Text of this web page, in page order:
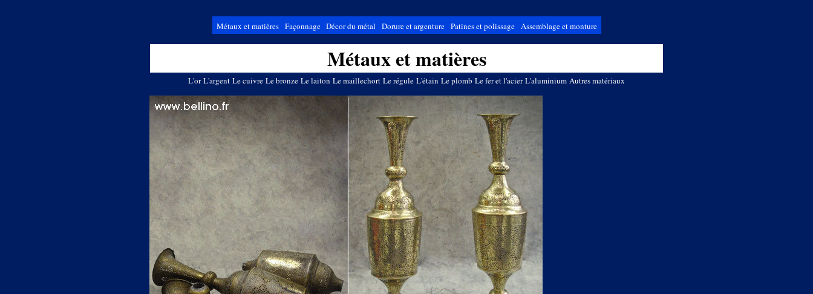
Métaux et matières Façonnage Décor du métal Dorure et argenture Patines et polissage Assemblage et monture
Métaux et matières
L'or L'argent Le cuivre Le bronze Le laiton Le maillechort Le régule L'étain Le plomb Le fer et l'acier L'aluminium Autres matériaux